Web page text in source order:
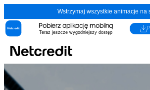
Wstrzymaj wszystkie animacje na
Pobierz aplikację mobilną
Teraz jeszcze wygodniejszy dostęp